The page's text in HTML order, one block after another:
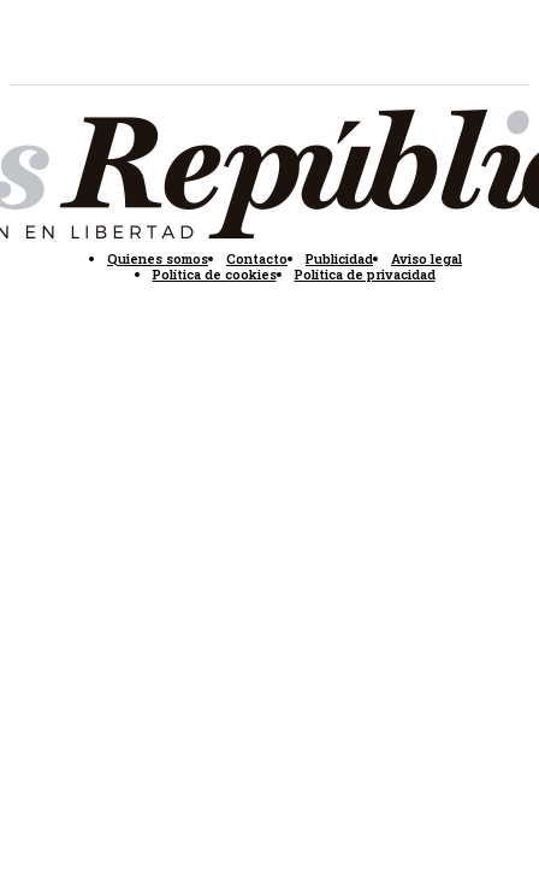
Quienes somos Contacto Publicidad
Aviso legal
Política de cookies
Política de privacidad